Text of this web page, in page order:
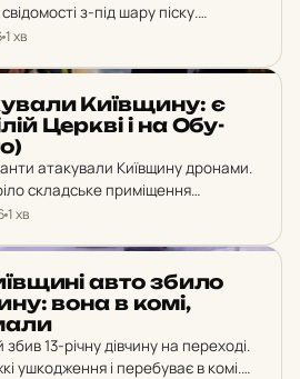
з-під шару піску.
дитину 2015 року
1 хв
Ки­їв­щи­ну: є
Церкві і на Обу­
атакували Київщину дронами.
складське приміщення
— господарчі будівлі
1 хв
авто збило
вона в комі,
збив 13-річну дівчину на переході.
ушкодження і перебуває в комі.